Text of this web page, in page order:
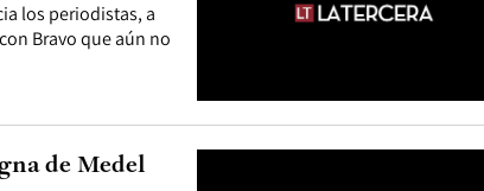
los periodistas, a
Bravo que aún no
de Medel